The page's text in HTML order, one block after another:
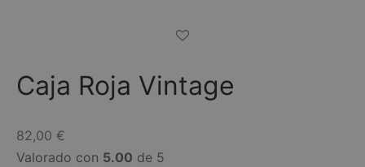
Caja Roja Vintage
82,00 €
Valorado con 5.00 de 5